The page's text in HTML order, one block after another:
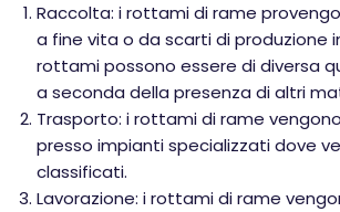
Raccolta: i rottami di rame
a fine vita o da scarti di produzione
rottami possono essere di diversa
a seconda della presenza di altri
Trasporto: i rottami di rame
presso impianti specializzati dove
classificati.
Lavorazione: i rottami di rame